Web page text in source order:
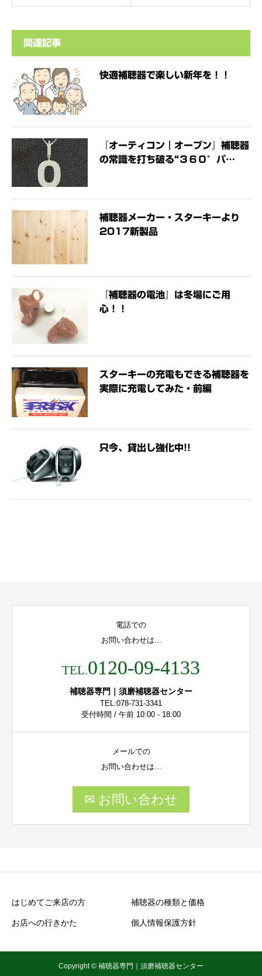
関連記事
快適補聴器で楽しい新年を！！
『オーティコン｜オープン』補聴器
の常識を打ち破る“３６０°パ…
補聴器メーカー・スターキーより
2017新製品
『補聴器の電池』は冬場にご用
心！！
スターキーの充電もできる補聴器を
実際に充電してみた・前編
只今、貸出し強化中!!
電話での
お問い合わせは...
TEL.0120-09-4133
補聴器専門｜須磨補聴器センター
TEL:078-731-3341
受付時間 / 午前 10:00 - 18:00
メールでの
お問い合わせは...
✉ お問い合わせ
はじめてご来店の方 補聴器の種類と価格
お店への行きかた 個人情報保護方針
Copyright © 補聴器専門｜須磨補聴器センター